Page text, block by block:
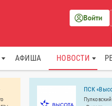
Войти
АФИША НОВОСТИ
ПСК